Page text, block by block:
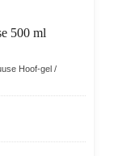
500 ml
Hoof-gel /